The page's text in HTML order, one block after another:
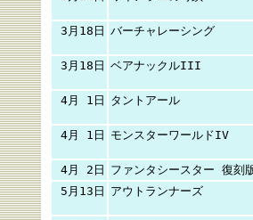
3月18日 バーチャレーシング
3月18日 ベアナックルIII
4月 1日 タントアール
4月 1日 モンスターワールドIV
4月 2日
ファンタシースター 復刻
5月13日
アウトランナーズ